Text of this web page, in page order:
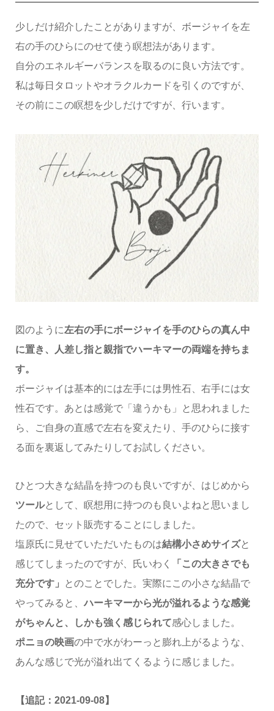
少しだけ紹介したことがありますが、ボージャイを左
右の手のひらにのせて使う瞑想法があります。
自分のエネルギーバランスを取るのに良い方法です。
私は毎日タロットやオラクルカードを引くのですが、
その前にこの瞑想を少しだけですが、行います。
図のように左右の手にボージャイを手のひらの真ん中
に置き、人差し指と親指でハーキマーの両端を持ちま
す。
ボージャイは基本的には左手には男性石、右手には女
性石です。あとは感覚で「違うかも」と思われました
ら、ご自身の直感で左右を変えたり、手のひらに接す
る面を裏返してみたりしてお試しください。
ひとつ大きな結晶を持つのも良いですが、はじめから
ツールとして、瞑想用に持つのも良いよねと思いまし
たので、セット販売することにしました。
塩原氏に見せていただいたものは結構小さめサイズと
感じてしまったのですが、氏いわく
「この大きさでも
充分です」
とのことでした。実際にこの小さな結晶で
やってみると、ハーキマーから光が溢れるような感覚
がちゃんと、しかも強く感じられて感心しました。
ポニョの映画の中で水がわーっと膨れ上がるような、
あんな感じで光が溢れ出てくるように感じました。
【追記：2021-09-08】